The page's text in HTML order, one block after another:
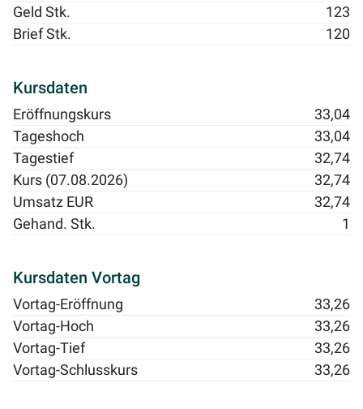
Geld Stk.
123
Brief Stk.
120
Kursdaten
Eröffnungskurs
33,04
Tageshoch
33,04
Tagestief
32,74
Kurs (07.08.2026)
32,74
Umsatz EUR
32,74
Gehand. Stk.
1
Kursdaten Vortag
Vortag-Eröffnung
33,26
Vortag-Hoch
33,26
Vortag-Tief
33,26
Vortag-Schlusskurs
33,26